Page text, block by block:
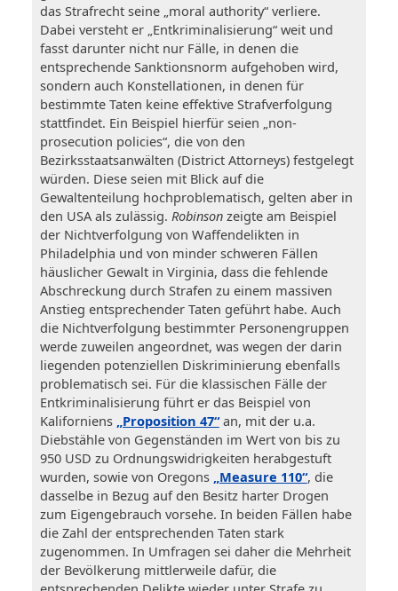
das Strafrecht seine „moral authority“ verliere.
Dabei versteht er „Entkriminalisierung“ weit und
fasst darunter nicht nur Fälle, in denen die
entsprechende Sanktionsnorm aufgehoben wird,
sondern auch Konstellationen, in denen für
bestimmte Taten keine effektive Strafverfolgung
stattfindet. Ein Beispiel hierfür seien „non-
prosecution policies“, die von den
Bezirksstaatsanwälten (District Attorneys) festgelegt
würden. Diese seien mit Blick auf die
Gewaltenteilung hochproblematisch, gelten aber in
den USA als zulässig. Robinsonzeigte am Beispiel
der Nichtverfolgung von Waffendelikten in
Philadelphia und von minder schweren Fällen
häuslicher Gewalt in Virginia, dass die fehlende
Abschreckung durch Strafen zu einem massiven
Anstieg entsprechender Taten geführt habe. Auch
die Nichtverfolgung bestimmter Personengruppen
werde zuweilen angeordnet, was wegen der darin
liegenden potenziellen Diskriminierung ebenfalls
problematisch sei. Für die klassischen Fälle der
Entkriminalisierung führt er das Beispiel von
Kaliforniens „Proposition 47“an, mit der u.a.
Diebstähle von Gegenständen im Wert von bis zu
950 USD zu Ordnungswidrigkeiten herabgestuft
wurden, sowie von Oregons „Measure 110“, die
dasselbe in Bezug auf den Besitz harter Drogen
zum Eigengebrauch vorsehe. In beiden Fällen habe
die Zahl der entsprechenden Taten stark
zugenommen. In Umfragen sei daher die Mehrheit
der Bevölkerung mittlerweile dafür, die